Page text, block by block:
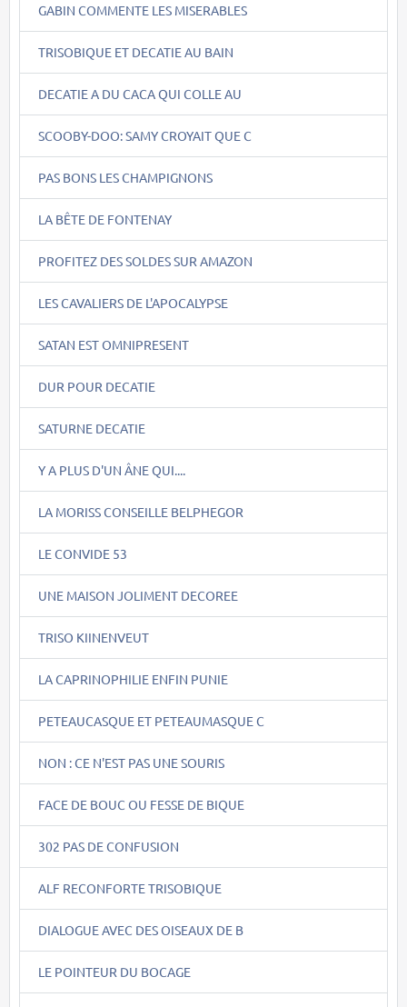
GABIN COMMENTE LES MISERABLES
TRISOBIQUE ET DECATIE AU BAIN
DECATIE A DU CACA QUI COLLE AU
SCOOBY-DOO: SAMY CROYAIT QUE C
PAS BONS LES CHAMPIGNONS
LA BÊTE DE FONTENAY
PROFITEZ DES SOLDES SUR AMAZON
LES CAVALIERS DE L'APOCALYPSE
SATAN EST OMNIPRESENT
DUR POUR DECATIE
SATURNE DECATIE
Y A PLUS D'UN ÂNE QUI....
LA MORISS CONSEILLE BELPHEGOR
LE CONVIDE 53
UNE MAISON JOLIMENT DECOREE
TRISO KIINENVEUT
LA CAPRINOPHILIE ENFIN PUNIE
PETEAUCASQUE ET PETEAUMASQUE C
NON : CE N'EST PAS UNE SOURIS
FACE DE BOUC OU FESSE DE BIQUE
302 PAS DE CONFUSION
ALF RECONFORTE TRISOBIQUE
DIALOGUE AVEC DES OISEAUX DE B
LE POINTEUR DU BOCAGE